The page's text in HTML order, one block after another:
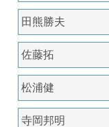
田熊勝夫
佐藤拓
松浦健
寺岡邦明